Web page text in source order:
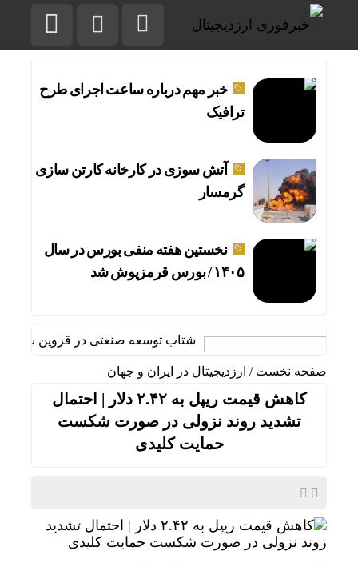
خبر مهم درباره ساعت اجرای طرح
ترافیک
آتش سوزی در کارخانه کارتن سازی
گرمسار
نخستین هفته منفی بورس در سال
۱۴۰۵ / بورس قرمزپوش شد
شتاب توسعه صنعتی در قزوین با
صفحه نخست / ارزدیجیتال در ایران و جهان
کاهش قیمت ریپل به ۲.۴۲ دلار | احتمال
تشدید روند نزولی در صورت شکست
حمایت کلیدی